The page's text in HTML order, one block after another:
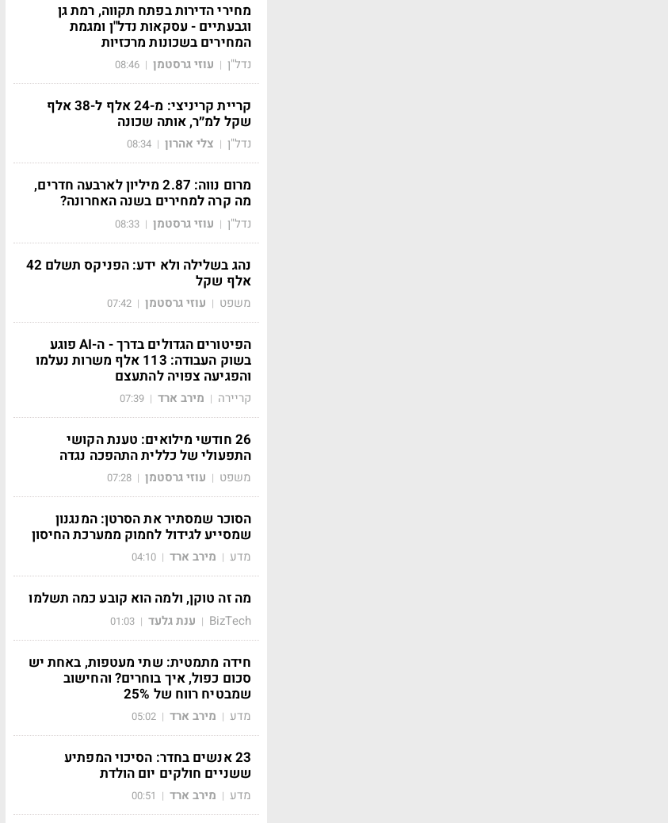
מחירי הדירות בפתח תקווה, רמת גן
וגבעתיים - עסקאות נדל"ן ומגמת
המחירים בשכונות מרכזיות
נדל"ן | עוזי גרסטמן |
08:46
קריית קריניצי: מ-24 אלף ל-38 אלף
שקל למ״ר, אותה שכונה
נדל"ן | צלי אהרון |
08:34
מרום נווה: 2.87 מיליון לארבעה חדרים,
מה קרה למחירים בשנה האחרונה?
נדל"ן | עוזי גרסטמן |
08:33
נהג בשלילה ולא ידע: הפניקס תשלם 42
אלף שקל
משפט | עוזי גרסטמן |
07:42
הפיטורים הגדולים בדרך - ה-AI פוגע
בשוק העבודה: 113 אלף משרות נעלמו
והפגיעה צפויה להתעצם
קריירה | מירב ארד |
07:39
26 חודשי מילואים: טענת הקושי
התפעולי של כללית התהפכה נגדה
משפט | עוזי גרסטמן |
07:28
הסוכר שמסתיר את הסרטן: המנגנון
שמסייע לגידול לחמוק ממערכת החיסון
מדע | מירב ארד |
04:10
מה זה טוקן, ולמה הוא קובע כמה תשלמו
BizTech
| ענת גלעד |
01:03
חידה מתמטית: שתי מעטפות, באחת יש
סכום כפול, איך בוחרים? והחישוב
שמבטיח רווח של 25%
מדע | מירב ארד |
05:02
23 אנשים בחדר: הסיכוי המפתיע
ששניים חולקים יום הולדת
מדע | מירב ארד |
00:51